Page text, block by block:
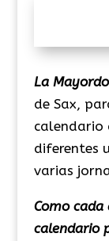
La
de Sax,
calendario
diferentes
varias
Como cada
calendario